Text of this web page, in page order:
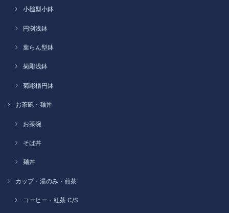
小槌型小鉢
円渕浅鉢
葉らん型鉢
菊彫浅鉢
菊彫楕円鉢
お茶碗・麺丼
お茶碗
そば丼
麺丼
カップ・湯のみ・煎茶
コーヒー・紅茶 C/S